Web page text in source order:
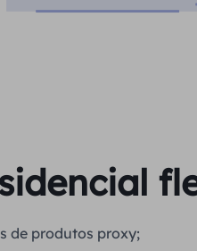
de produtos proxy;